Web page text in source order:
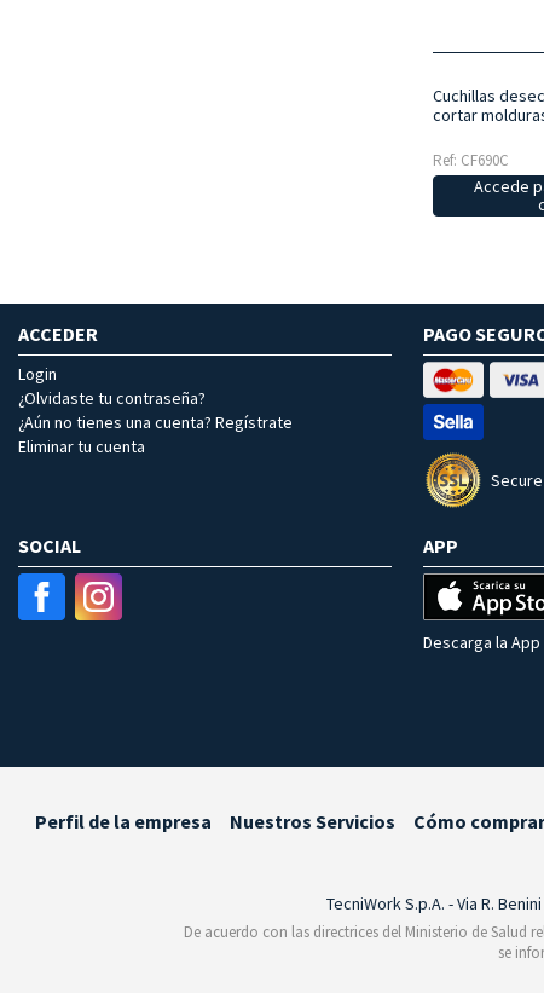
Cuchillas
cortar
Ref: CF690C
Accede
ACCEDER
Login
¿Olvidaste tu contraseña?
¿Aún no tienes una cuenta? Regístrate
Eliminar tu cuenta
PAGO
SOCIAL APP
Descarga la
Perfil de la empresa Nuestros Servicios Cómo comprar
TecniWork S.p.A. - Via R.
De acuerdo con las directrices del Ministerio de
se